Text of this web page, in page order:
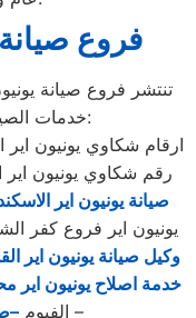
فروع
تنتشر فروع صيانة
خدمات الصيانة والدعم للعملاء، وتشمل:
ارقام شكاوي يونيون اير
رقم شكاوي يونيون
صيانة يونيون اير
يونيون اير فروع كفر
وكيل صيانة يونيون اير
خدمة اصلاح يونيون اير
الفيوم –